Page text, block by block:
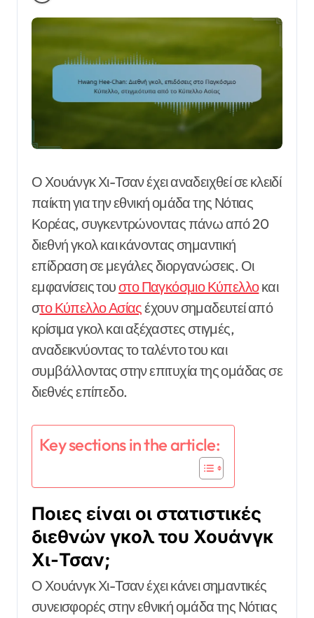
Ο Χουάνγκ Χι-Τσαν έχει αναδειχθεί σε κλειδί
παίκτη για την εθνική ομάδα της Νότιας
Κορέας, συγκεντρώνοντας πάνω από 20
διεθνή γκολ και κάνοντας σημαντική
επίδραση σε μεγάλες διοργανώσεις. Οι
εμφανίσεις τουστο Παγκόσμιο Κύπελλοκαι
στο Κύπελλο Ασίαςέχουν σημαδευτεί από
κρίσιμα γκολ και αξέχαστες στιγμές,
αναδεικνύοντας το ταλέντο του και
συμβάλλοντας στην επιτυχία της ομάδας σε
διεθνές επίπεδο.
Key sections in the article:
Ποιες είναι οι στατιστικές
διεθνών γκολ του Χουάνγκ
Χι-Τσαν;
Ο Χουάνγκ Χι-Τσαν έχει κάνει σημαντικές
συνεισφορές στην εθνική ομάδα της Νότιας